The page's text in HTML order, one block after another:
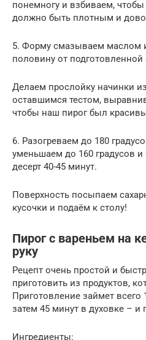
понемногу и взбиваем,
должно быть плотным и
5. Форму смазываем маслом
половину от
Делаем прослойку начинки
оставшимся тестом,
чтобы наш пирог был
6. Разогреваем до 180
уменьшаем до 160 градусов
десерт 40-45 минут.
Поверхность посыпаем
кусочки и подаём к столу!
Пирог с вареньем на
руку
Рецепт очень простой и
приготовить из продуктов,
Приготовление займет
затем 45 минут в духовке – и
Ингредиенты: